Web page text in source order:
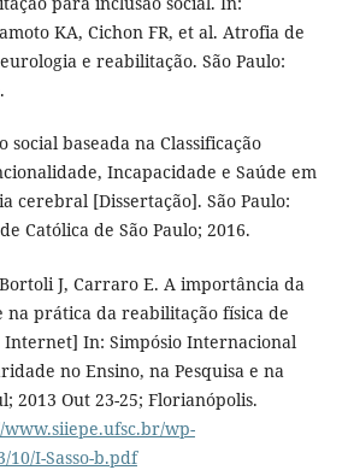
KA, Cichon FR, et al. Atrofia de
e reabilitação. São Paulo:
social baseada na Classificação
Incapacidade e Saúde em
cerebral [Dissertação]. São Paulo:
Católica de São Paulo; 2016.
Bortoli J, Carraro E. A importância da
prática da reabilitação física de
In: Simpósio Internacional
no Ensino, na Pesquisa e na
2013 Out 23-25; Florianópolis.
wp-
10/I-Sasso-b.pdf